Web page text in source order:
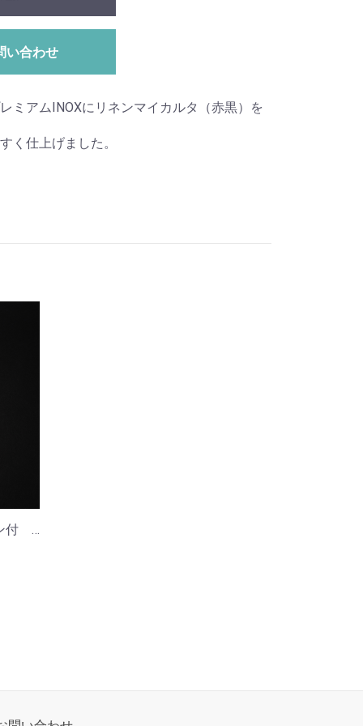
い合わせ
ミアムINOXにリネンマイカルタ（赤黒）を
く仕上げました。
酔心-ペティナイフ用朴鞘ピン付 150ｍｍ